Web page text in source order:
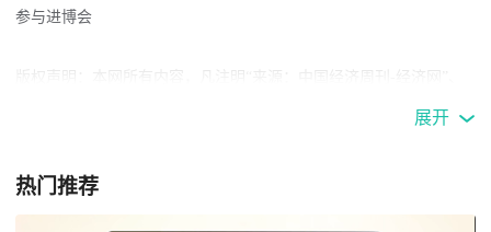
参与进博会
得转载、摘编、链接、转贴或以其他方式使用。已经协议授权的，在
下载、转载使用时必须注明“来源：中国经济周刊-经济网”、“来源：
展开
热门推荐